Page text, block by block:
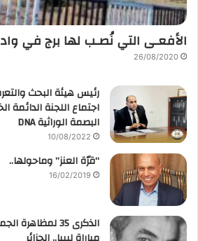
الأفعـى التي نُصـب لها برج في
26/08/2020
رئيس هيئة البحث
اجتماع اللجنة الدائمة
البصمة الوراثية DNA
10/08/2022
“قرّة العنز” وماحولها..
16/02/2019
الذكرى 35